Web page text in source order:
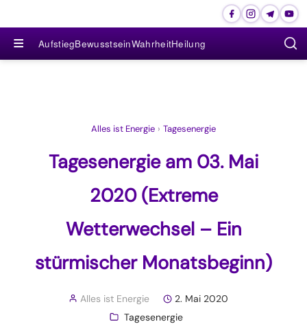
≡ AufstiegBewusstseinWahrheitHeilung
Alles ist Energie › Tagesenergie
Tagesenergie am 03. Mai
2020 (Extreme
Wetterwechsel – Ein
stürmischer Monatsbeginn)
Alles ist Energie
2. Mai 2020
Tagesenergie